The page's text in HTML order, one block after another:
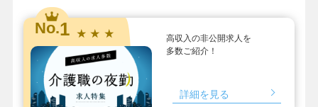
No.1 ★ ★ ★
高収入の非公開求人を
多数ご紹介！
詳細を見る